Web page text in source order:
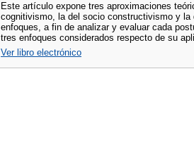
Este artículo expone tres aproximaciones
cognitivismo, la del socio constructivismo y
enfoques, a fin de analizar y evaluar cada
tres enfoques considerados respecto de su
Ver libro electrónico